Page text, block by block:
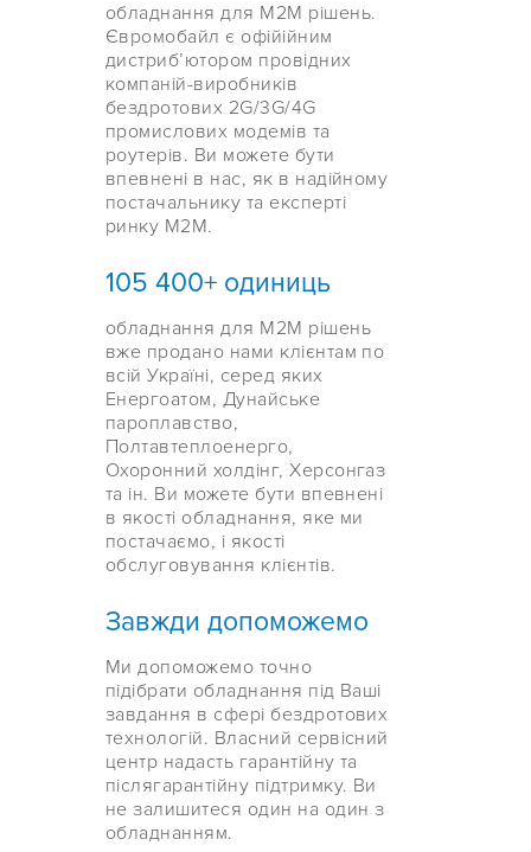
обладнання для М2М рішень.
Євромобайл є офійійним
дистрибʼютором провідних
компаній-виробників
бездротових 2G/3G/4G
промислових модемів та
роутерів. Ви можете бути
впевнені в нас, як в надійному
постачальнику та експерті
ринку М2М.
105 400+ одиниць
обладнання для M2M рішень
вже продано нами клієнтам по
всій Україні, серед яких
Енергоатом, Дунайське
пароплавство,
Полтавтеплоенерго,
Охоронний холдінг, Херсонгаз
та ін. Ви можете бути впевнені
в якості обладнання, яке ми
постачаємо, і якості
обслуговування клієнтів.
Завжди допоможемо
Ми допоможемо точно
підібрати обладнання під Ваші
завдання в сфері бездротових
технологій. Власний сервісний
центр надасть гарантійну та
післягарантійну підтримку. Ви
не залишитеся один на один з
обладнанням.